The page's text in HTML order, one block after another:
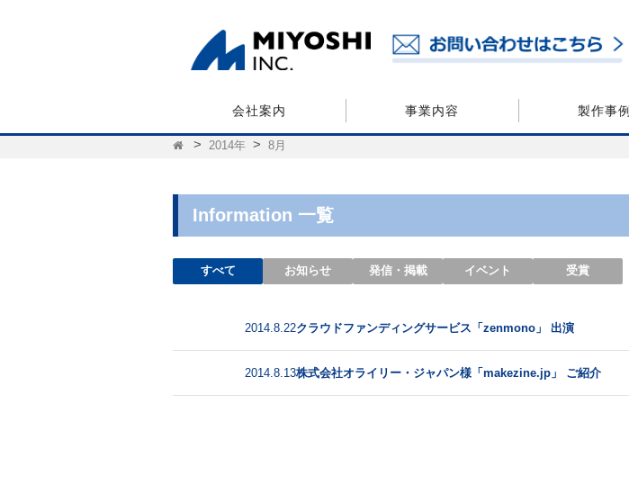
会社案内 事業内容 製作事例
2014年 8月
Information 一覧
すべて お知らせ 発信・掲載 イベント 受賞
2014.8.22クラウドファンディングサービス「zenmono」 出演
2014.8.13株式会社オライリー・ジャパン様「makezine.jp」 ご紹介